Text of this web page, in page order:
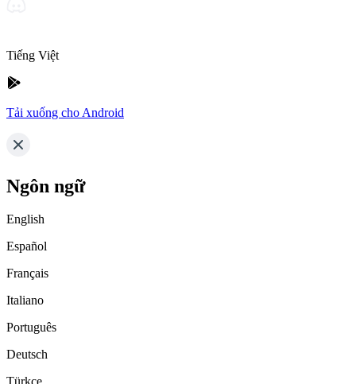
Tiếng Việt
Tải xuống cho Android
Ngôn ngữ
English
Español
Français
Italiano
Português
Deutsch